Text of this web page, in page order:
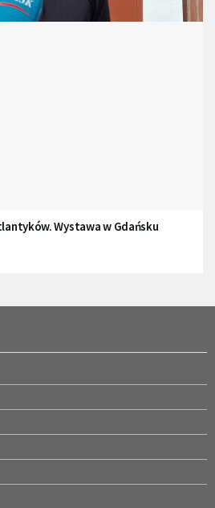
Wystawa w Gdańsku